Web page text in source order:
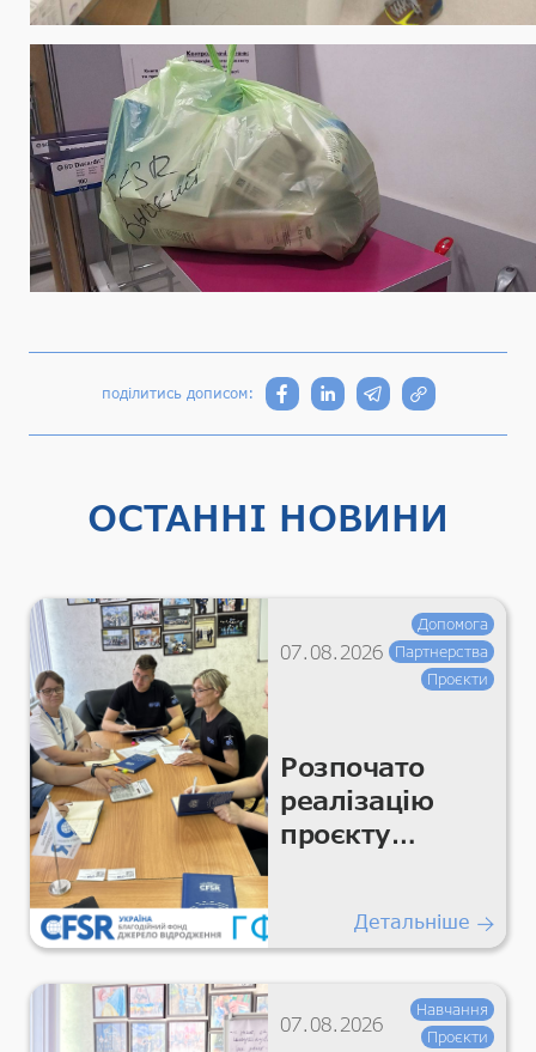
поділитись дописом:
ОСТАННІ НОВИНИ
07.08.2026
Допомога
Партнерства
Проєкти
Розпочато
реалізацію
проєкту
покращень
важливих
умов та
Детальніше
07.08.2026
Навчання
Проєкти